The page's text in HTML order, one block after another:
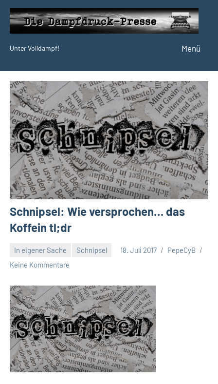
Zum
Inhalt
springen
Dampfdruck-
Presse
Unter Volldampf! Menü
Schnipsel: Wie versprochen… das
Koffein tl;dr
In eigener Sache Schnipsel 18. Juli 2017
PepeCyB
Keine Kommentare